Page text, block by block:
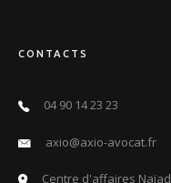
CONTACTS
04 90 14 23 23
axio@axio-avocat.fr
Centre d'affaires